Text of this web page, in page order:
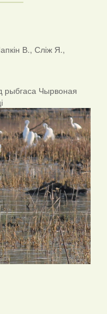
В., Сліж Я.,
рыбгаса Чырвоная